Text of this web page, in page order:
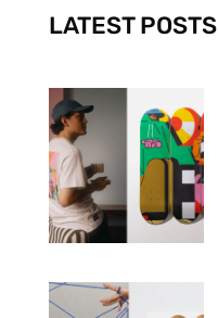
-
f
m
LATEST POSTS